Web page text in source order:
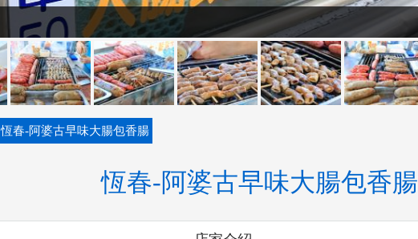
恆春-阿婆古早味大腸包香腸
恆春-阿婆古早味大腸包香腸